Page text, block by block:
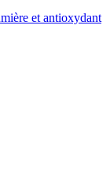
et antioxydant